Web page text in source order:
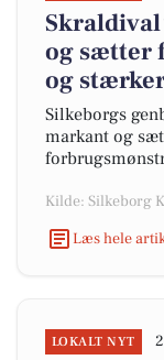
og sætter
og
Silkeborgs
markant og
Kilde: Silkeborg
Læs hele
LOKALT NYT